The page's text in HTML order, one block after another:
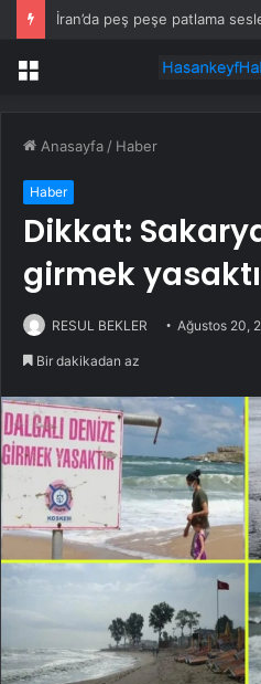
İran’da peş peşe patlama
Menü
Anasayfa / Haber
Haber
Dikkat:
girmek
RESUL BEKLER Ağustos 20,
Bir dakikadan az